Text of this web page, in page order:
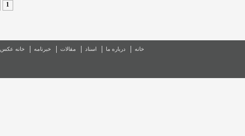
1
خانه درباره ما اسناد مقالات خبرنامه خانه عکس